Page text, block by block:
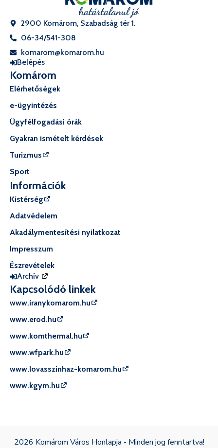
2900 Komárom, Szabadság tér 1.
06-34/541-308
komarom@komarom.hu
Belépés
Komárom
Elérhetőségek
e-ügyintézés
Ügyfélfogadási órák
Gyakran ismételt kérdések
Turizmus
Sport
Információk
Kistérség
Adatvédelem
Akadálymentesítési nyilatkozat
Impresszum
Észrevételek
Archív
Kapcsolódó linkek
www.iranykomarom.hu
www.erod.hu
www.komthermal.hu
www.wfpark.hu
www.lovasszinhaz-komarom.hu
www.kgym.hu
2026 Komárom Város Honlapja - Minden jog fenntartva!